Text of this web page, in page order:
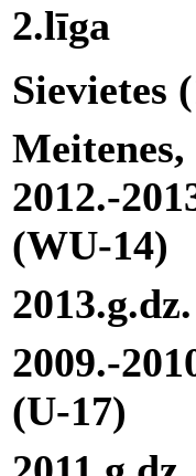
2.līga
Sievietes
Meitenes,
2012.-
(WU-14)
2009.-
(U-17)